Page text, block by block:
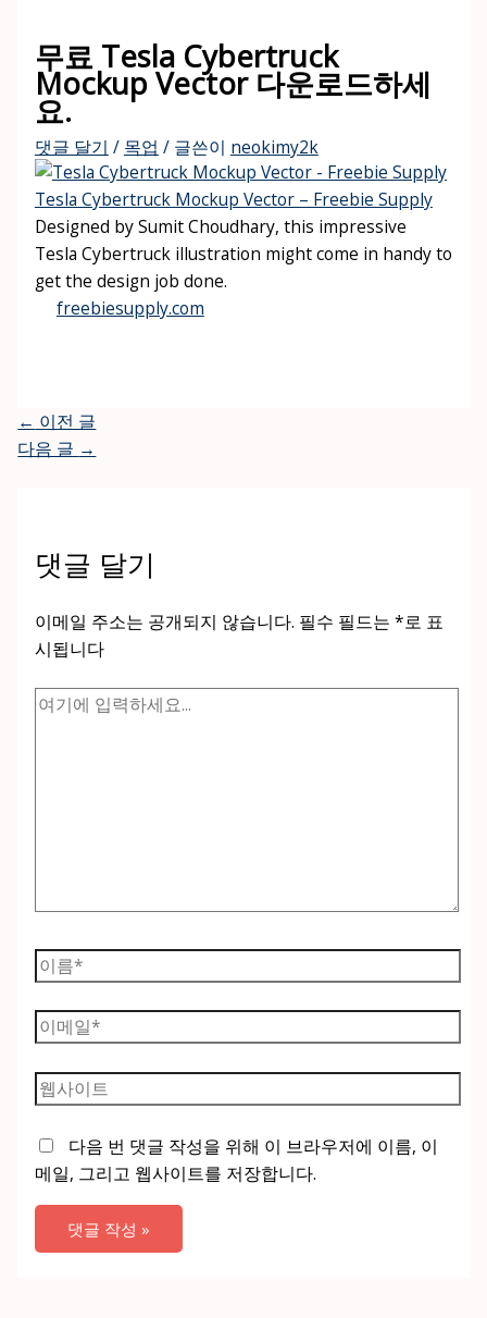
무료 Tesla Cybertruck
Mockup Vector 다운로드하세
요.
댓글 달기 / 목업 / 글쓴이 neokimy2k
Tesla Cybertruck Mockup Vector – Freebie Supply
Designed by Sumit Choudhary, this impressive
Tesla Cybertruck illustration might come in handy to
get the design job done.
freebiesupply.com
← 이전 글
다음 글 →
댓글 달기
이메일 주소는 공개되지 않습니다. 필수 필드는 *로 표
시됩니다
여
이
름
*이
메
일
*
웹
사
이
트
다음 번 댓글 작성을 위해 이 브라우저에 이름, 이
메일, 그리고 웹사이트를 저장합니다.